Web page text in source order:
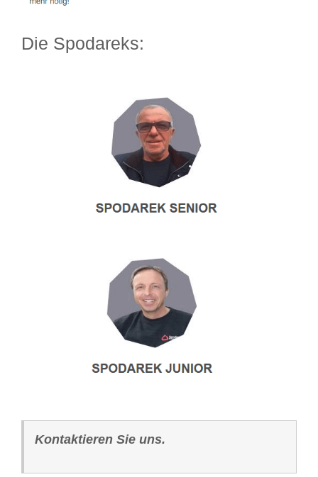
Die Spodareks:
Kontaktieren Sie uns.